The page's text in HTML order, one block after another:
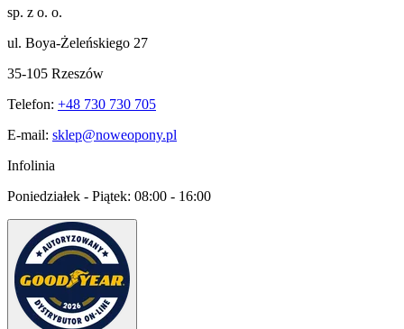
sp. z o. o.
ul. Boya-Żeleńskiego 27
35-105 Rzeszów
Telefon: +48 730 730 705
E-mail: sklep@noweopony.pl
Infolinia
Poniedziałek - Piątek: 08:00 - 16:00